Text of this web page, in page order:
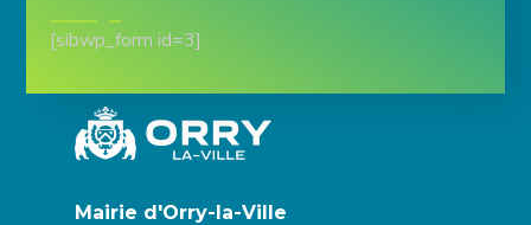
[sibwp_form id=3]
Mairie d'Orry-la-Ville